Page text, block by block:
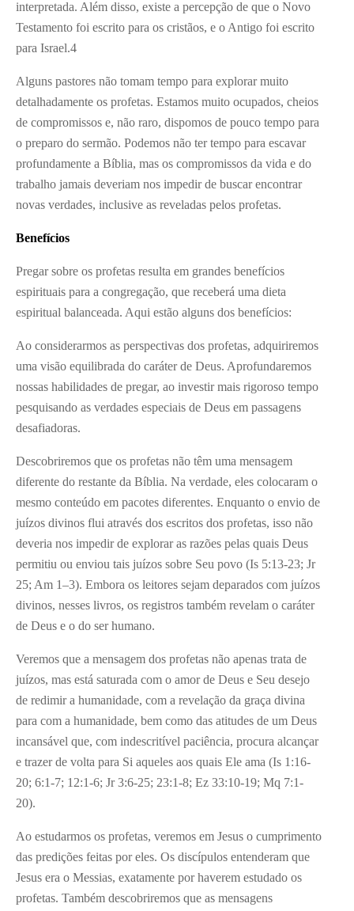
interpretada. Além disso, existe a percepção de que o Novo
Testamento foi escrito para os cristãos, e o Antigo foi escrito
para Israel.4
Alguns pastores não tomam tempo para explorar muito
detalhadamente os profetas. Estamos muito ocupados, cheios
de compromissos e, não raro, dispomos de pouco tempo para
o preparo do sermão. Podemos não ter tempo para escavar
profundamente a Bíblia, mas os compromissos da vida e do
trabalho jamais deveriam nos impedir de buscar encontrar
novas verdades, inclusive as reveladas pelos profetas.
Benefícios
Pregar sobre os profetas resulta em grandes benefícios
espirituais para a congregação, que receberá uma dieta
espiritual balanceada. Aqui estão alguns dos benefícios:
Ao considerarmos as perspectivas dos profetas, adquiriremos
uma visão equilibrada do caráter de Deus. Aprofundaremos
nossas habilidades de pregar, ao investir mais rigoroso tempo
pesquisando as verdades especiais de Deus em passagens
desafiadoras.
Descobriremos que os profetas não têm uma mensagem
diferente do restante da Bíblia. Na verdade, eles colocaram o
mesmo conteúdo em pacotes diferentes. Enquanto o envio de
juízos divinos flui através dos escritos dos profetas, isso não
deveria nos impedir de explorar as razões pelas quais Deus
permitiu ou enviou tais juízos sobre Seu povo (Is 5:13-23; Jr
25; Am 1–3). Embora os leitores sejam deparados com juízos
divinos, nesses livros, os registros também revelam o caráter
de Deus e o do ser humano.
Veremos que a mensagem dos profetas não apenas trata de
juízos, mas está saturada com o amor de Deus e Seu desejo
de redimir a humanidade, com a revelação da graça divina
para com a humanidade, bem como das atitudes de um Deus
incansável que, com indescritível paciência, procura alcançar
e trazer de volta para Si aqueles aos quais Ele ama (Is 1:16-
20; 6:1-7; 12:1-6; Jr 3:6-25; 23:1-8; Ez 33:10-19; Mq 7:1-
20).
Ao estudarmos os profetas, veremos em Jesus o cumprimento
das predições feitas por eles. Os discípulos entenderam que
Jesus era o Messias, exatamente por haverem estudado os
profetas. Também descobriremos que as mensagens